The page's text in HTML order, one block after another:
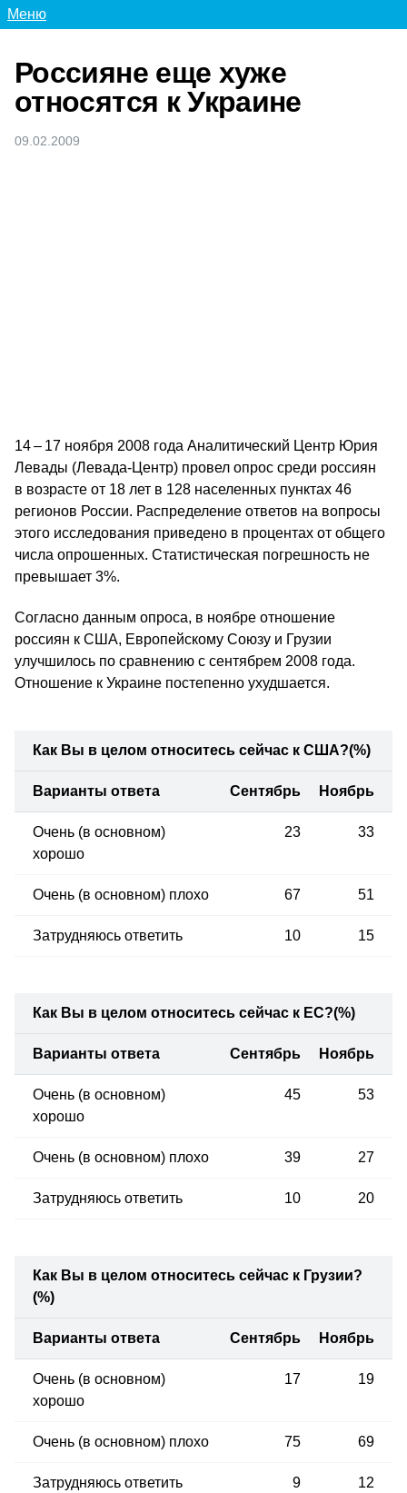
Меню
Россияне еще хуже
относятся к Украине
09.02.2009
14 – 17 ноября 2008 года Аналитический Центр Юрия
Левады (Левада-Центр) провел опрос среди россиян
в возрасте от 18 лет в 128 населенных пунктах 46
регионов России. Распределение ответов на вопросы
этого исследования приведено в процентах от общего
числа опрошенных. Статистическая погрешность не
превышает 3%.
Согласно данным опроса, в ноябре отношение
россиян к США, Европейскому Союзу и Грузии
улучшилось по сравнению с сентябрем 2008 года.
Отношение к Украине постепенно ухудшается.
Как Вы в целом относитесь сейчас к США?(%)
Варианты ответа Сентябрь Ноябрь
Очень (в основном)
хорошо
23 33
Очень (в основном) плохо 67 51
Затрудняюсь ответить 10 15
Как Вы в целом относитесь сейчас к ЕС?(%)
Варианты ответа Сентябрь Ноябрь
Очень (в основном)
хорошо
45 53
Очень (в основном) плохо 39 27
Затрудняюсь ответить 10 20
Как Вы в целом относитесь сейчас к Грузии?
(%)
Варианты ответа Сентябрь Ноябрь
Очень (в основном)
хорошо
17 19
Очень (в основном) плохо 75 69
Затрудняюсь ответить 9 12